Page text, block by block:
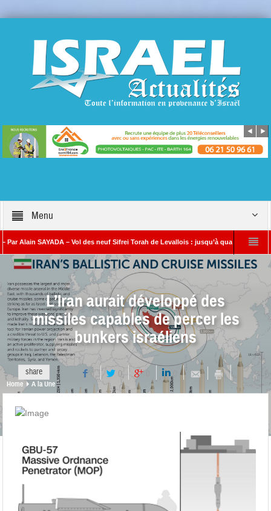
Menu
SAYADA – Vol des neuf Sifrei Torah de Levallois : jusqu’à quand le silence ? Que
Benjamin Netanyahou à l’Iran : « Si vous nous attaquez, notre riposte sera
L’Iran aurait développé des
missiles capables de percer les
bunkers israéliens
share 0 0
Home A la Une